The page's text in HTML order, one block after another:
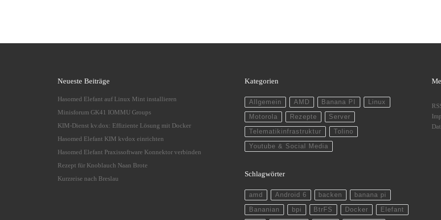
Neueste Beiträge
Hasomed Elefant auf Linux Mint installieren
Minisforum GK41 IOMMU Groups
KIM-Dienst kv.dox: Effiziente Lösung mit Docker
Hasomed Elefant KIM kvdox einrichten
Hasomed Elefant Praxissoftware Konnektor verbinden
Rezept für Knoblauch Naan Brote
Kurzreise nach Breslau
Kategorien
Allgemein AMD Banana PI Linux
Motorola Rezepte Server
Telematikinfrastruktur Tolino
Youtube & Social Media
Schlagwörter
amd Android 6 backen banana pi
Bananian bpi BtrFS Docker Elefant